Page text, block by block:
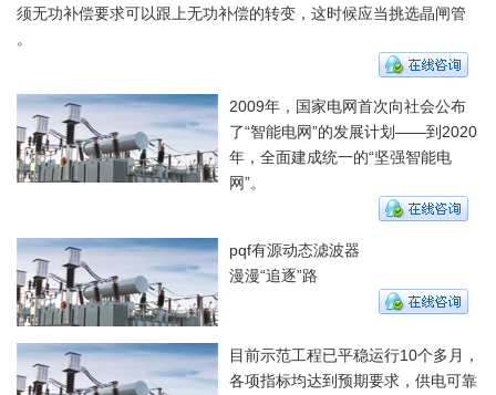
须无功补偿要求可以跟上无功补偿的转变，这时候应当挑选晶闸管
。
2009年，国家电网首次向社会公布
了“智能电网”的发展计划——到2020
年，全面建成统一的“坚强智能电
网”。
pqf有源动态滤波器
漫漫“追逐”路
目前示范工程已平稳运行10个多月，
各项指标均达到预期要求，供电可靠